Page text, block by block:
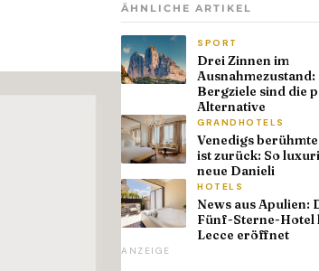
ÄHNLICHE ARTIKEL
SPORT
Drei Zinnen im
Ausnahmezustand:
Bergziele sind die
Alternative
GRANDHOTELS
Venedigs
ist zurück: So
neue Danieli
HOTELS
News aus Apulien:
Fünf-Sterne-Hotel
Lecce eröffnet
ANZEIGE